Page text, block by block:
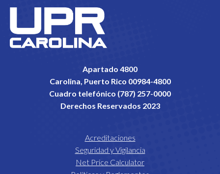
Apartado 4800
Carolina, Puerto Rico 00984-4800
Cuadro telefónico (787) 257-0000
Derechos Reservados 2023
Acreditaciones
Seguridad y Vigilancia
Net Price Calculator